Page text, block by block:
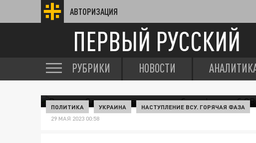
АВТОРИЗАЦИЯ
ПЕРВЫЙ РУССКИЙ
РУБРИКИ НОВОСТИ
ПОЛИТИКА УКРАИНА НАСТУПЛЕНИЕ ВСУ. ГОРЯЧАЯ ФАЗА
29 МАЯ 2023 00:58